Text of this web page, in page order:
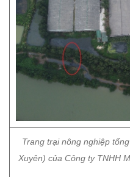
Trang trại nông nghiệp
Xuyên) của Công ty TNHH